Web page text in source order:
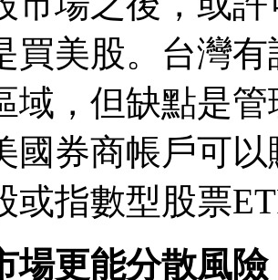
買美股。台灣
域，但缺點是
國券商帳戶可
或指數型股票
場更能分散風險